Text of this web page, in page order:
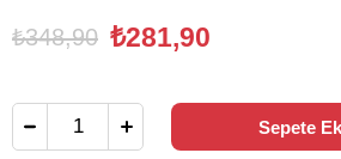
₺348,90 ₺281,90